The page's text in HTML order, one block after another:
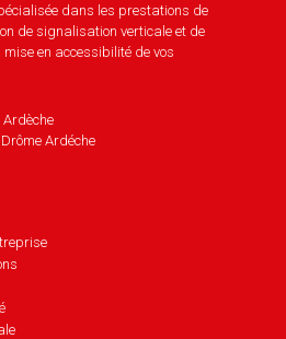
dans les prestations de
de signalisation verticale et de
en accessibilité de vos
Ardéche